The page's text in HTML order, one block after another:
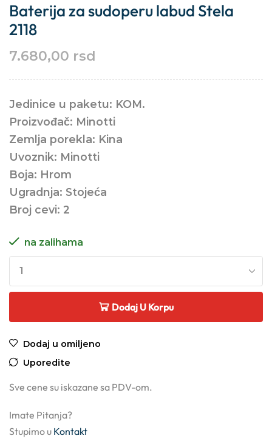
Baterija za sudoperu labud Stela
2118
7.680,00 rsd
Jedinice u paketu: KOM.
Proizvođač: Minotti
Zemlja porekla: Kina
Uvoznik: Minotti
Boja: Hrom
Ugradnja: Stojeća
Broj cevi: 2
na zalihama
Dodaj U Korpu
Dodaj u omiljeno
Uporedite
Sve cene su iskazane sa PDV-om.
Imate Pitanja?
Stupimo u Kontakt